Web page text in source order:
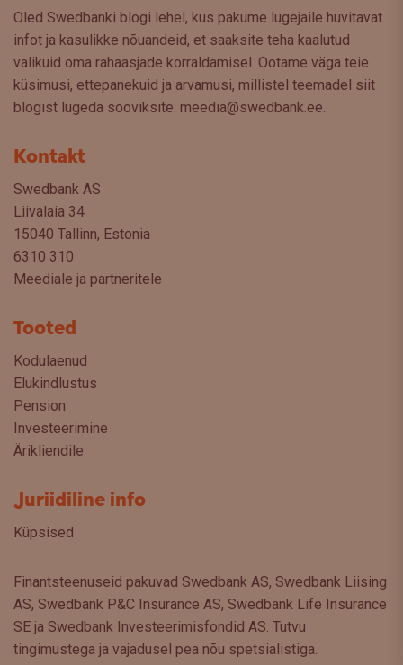
Oled Swedbanki blogi lehel, kus pakume lugejaile huvitavat
infot ja kasulikke nõuandeid, et saaksite teha kaalutud
valikuid oma rahaasjade korraldamisel. Ootame väga teie
küsimusi, ettepanekuid ja arvamusi, millistel teemadel siit
blogist lugeda sooviksite: meedia@swedbank.ee.
Kontakt
Swedbank AS
Liivalaia 34
15040 Tallinn, Estonia
6310 310
Meediale ja partneritele
Tooted
Kodulaenud
Elukindlustus
Pension
Investeerimine
Ärikliendile
Juriidiline info
Küpsised
Finantsteenuseid pakuvad Swedbank AS, Swedbank Liising
AS, Swedbank P&C Insurance AS, Swedbank Life Insurance
SE ja Swedbank Investeerimisfondid AS. Tutvu
tingimustega ja vajadusel pea nõu spetsialistiga.